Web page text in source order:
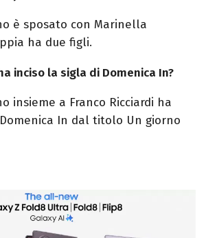
è sposato con Marinella
ha due figli.
inciso la sigla di Domenica In?
insieme a Franco Ricciardi ha
In dal titolo Un giorno